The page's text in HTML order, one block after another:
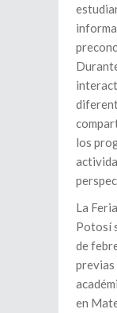
los
La
Potosí
de
previas
en